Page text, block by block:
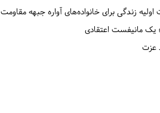
اولیه زندگی برای خانواده‌های آواره جبهه مقاومت
یک مانیفست اعتقادی
عزت